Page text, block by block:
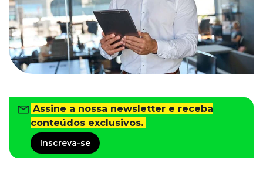
Imprensa
VR na Imprensa
Cursos
Cursos
Todos os Cursos
Explore o nosso acervo
Departamento Pessoal
Para simplificar os processos
Gestão de Empresas e Negócios
Assine a nossa newsletter e receba
conteúdos exclusivos.
Inscreva-se